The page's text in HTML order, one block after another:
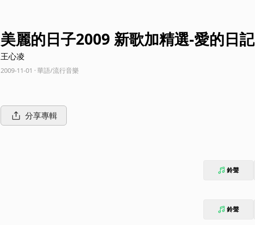
美麗的日子2009 新歌加精選-愛的日記
王心凌
2009-11-01 · 華語/流行音樂
分享專輯
鈴聲
鈴聲